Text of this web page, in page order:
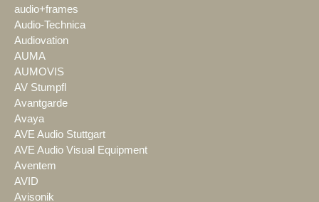
audio+frames
Audio-Technica
Audiovation
AUMA
AUMOVIS
AV Stumpfl
Avantgarde
Avaya
AVE Audio Stuttgart
AVE Audio Visual Equipment
Aventem
AVID
Avisonik